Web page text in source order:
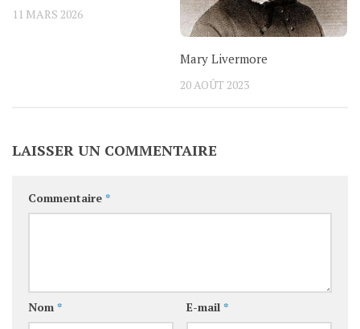
11 MARS 2026
Mary Livermore
20 AOÛT 2023
LAISSER UN COMMENTAIRE
Commentaire *
Nom * E-mail *